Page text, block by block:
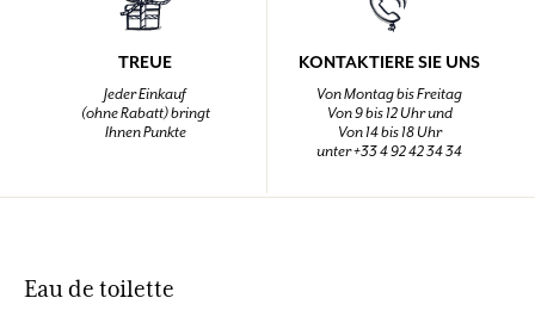
TREUE
Jeder Einkauf
(ohne Rabatt) bringt
Ihnen Punkte
KONTAKTIERE SIE UNS
Von Montag bis Freitag
Von 9 bis 12 Uhr und
Von 14 bis 18 Uhr
unter +33 4 92 42 34 34
Eau de toilette